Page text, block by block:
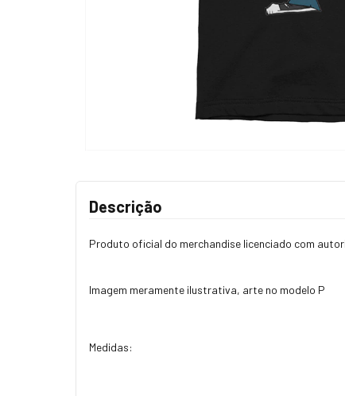
Descrição
Produto oficial do merchandise licenciado com
Imagem meramente ilustrativa, arte no modelo P
Medidas: